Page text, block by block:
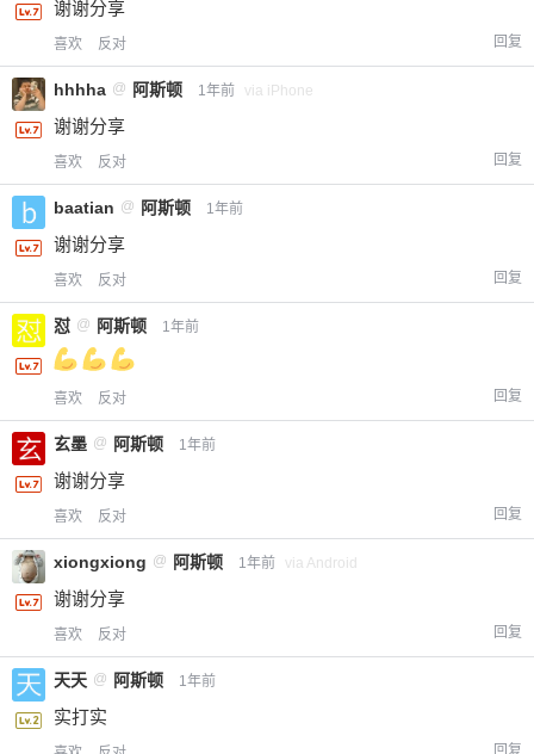
谢谢分享
喜欢 反对 回复
hhhha @ 阿斯顿 1年前 via iPhone
谢谢分享
喜欢 反对 回复
baatian @ 阿斯顿 1年前
谢谢分享
喜欢 反对 回复
怼 @ 阿斯顿 1年前
喜欢 反对 回复
玄墨 @ 阿斯顿 1年前
谢谢分享
喜欢 反对 回复
xiongxiong @ 阿斯顿 1年前 via Android
谢谢分享
喜欢 反对 回复
天天 @ 阿斯顿 1年前
实打实
回复